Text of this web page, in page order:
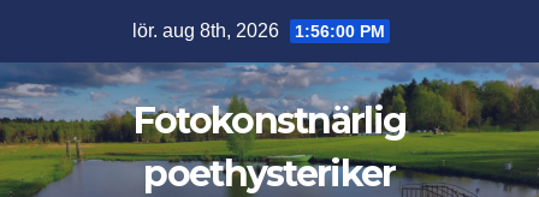
innehåll
lör. aug 8th, 2026 1:56:01 PM
Fotokonstnärlig
poethysteriker